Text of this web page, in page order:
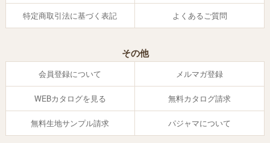
特定商取引法に基づく表記 よくあるご質問
その他
会員登録について メルマガ登録
WEBカタログを見る 無料カタログ請求
無料生地サンプル請求 パジャマについて